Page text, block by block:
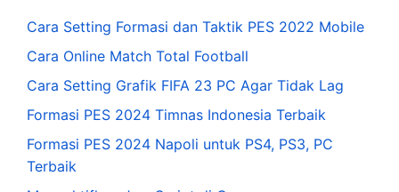
Cara Setting Formasi dan Taktik PES 2022 Mobile
Cara Online Match Total Football
Cara Setting Grafik FIFA 23 PC Agar Tidak Lag
Formasi PES 2024 Timnas Indonesia Terbaik
Formasi PES 2024 Napoli untuk PS4, PS3, PC
Terbaik